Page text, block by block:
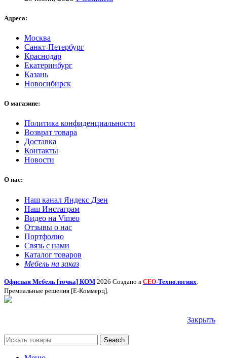
Адреса:
Москва
Санкт-Петербург
Краснодар
Екатеринбург
Казань
Новосибирск
О магазине:
Политика конфиденциальности
Возврат товара
Доставка
Контакты
Новости
О нас:
Наш канал Яндекс Дзен
Наш Инстаграм
Видео на Vimeo
Отзывы о нас
Портфолио
Связь с нами
Каталог товаров
Мебель на заказ
Офисная Мебель [точка] КОМ 2026 Создано в СЕО-Технологиях
Премиальные решения [Е-Коммерц].
Закрыть
Search